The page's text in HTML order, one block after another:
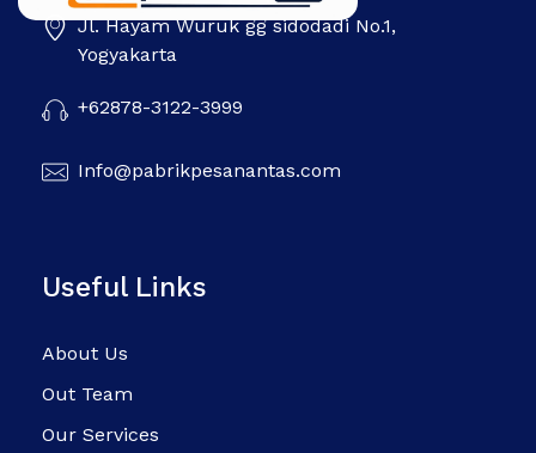
Pabrik Pesanan Tas Jl. Hayam Wuruk gg sidodadi No.1,
Yogyakarta
+62878-3122-3999
Info@pabrikpesanantas.com
Useful Links
About Us
Out Team
Our Services